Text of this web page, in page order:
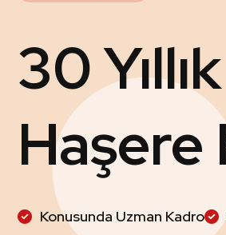
30
Konusunda Uzman Kadro